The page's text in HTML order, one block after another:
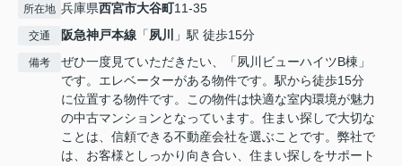
所在地 兵庫県西宮市大谷町11-35
交通 阪急神戸本線 「夙川 」駅 徒歩15分
備考
ぜひ一度見ていただきたい、「夙川ビューハイツB棟」
です。エレベーターがある物件です。駅から徒歩15分
に位置する物件です。この物件は快適な室内環境が魅力
の中古マンションとなっています。住まい探しで大切な
ことは、信頼できる不動産会社を選ぶことです。弊社で
は、お客様としっかり向き合い、住まい探しをサポート